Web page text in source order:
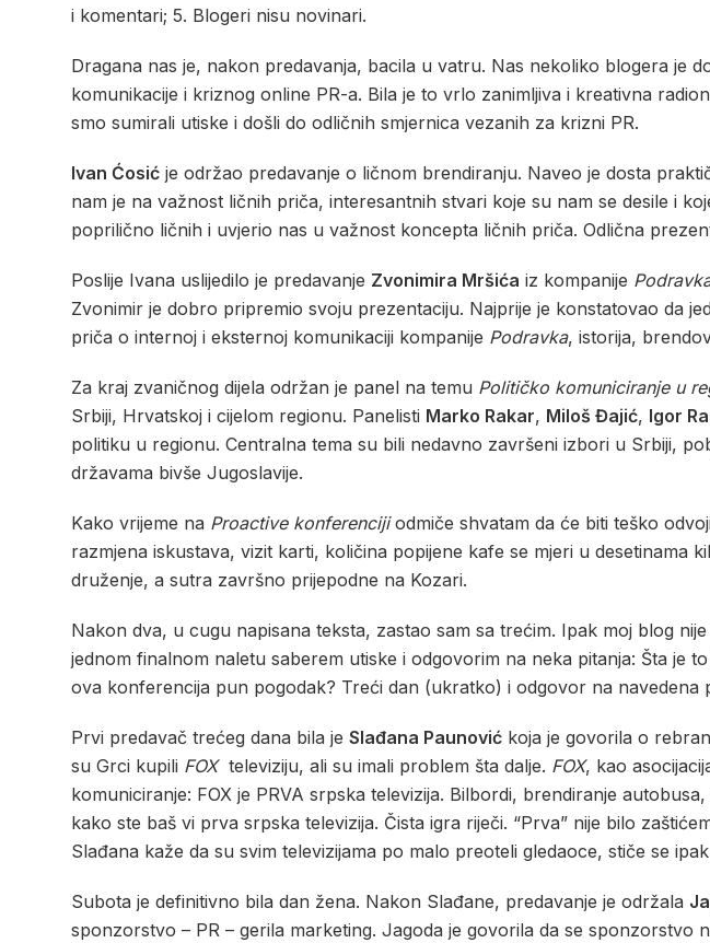
i komentari; 5. Blogeri nisu novinari.
Dragana nas je, nakon predavanja, bacila u vatru. Nas nekoliko blogera je
komunikacije i kriznog online PR-a. Bila je to vrlo zanimljiva i kreativna
smo sumirali utiske i došli do odličnih smjernica vezanih za krizni PR.
Ivan Ćosić je održao predavanje o ličnom brendiranju. Naveo je dosta
nam je na važnost ličnih priča, interesantnih stvari koje su nam se desile i
poprilično ličnih i uvjerio nas u važnost koncepta ličnih priča. Odlična
Poslije Ivana uslijedilo je predavanje Zvonimira Mršića iz kompanije
Zvonimir je dobro pripremio svoju prezentaciju. Najprije je konstatovao da
priča o internoj i eksternoj komunikaciji kompanije Podravka, istorija,
Za kraj zvaničnog dijela održan je panel na temu Političko komuniciranje u
Srbiji, Hrvatskoj i cijelom regionu. Panelisti Marko Rakar, Miloš Đajić, Igor
politiku u regionu. Centralna tema su bili nedavno završeni izbori u Srbiji,
državama bivše Jugoslavije.
Kako vrijeme na Proactive konferencijiodmiče shvatam da će biti teško
razmjena iskustava, vizit karti, količina popijene kafe se mjeri u desetinama
druženje, a sutra završno prijepodne na Kozari.
Nakon dva, u cugu napisana teksta, zastao sam sa trećim. Ipak moj blog
jednom finalnom naletu saberem utiske i odgovorim na neka pitanja: Šta je
ova konferencija pun pogodak? Treći dan (ukratko) i odgovor na navedena
Prvi predavač trećeg dana bila je Slađana Paunović koja je govorila o
su Grci kupili FOXteleviziju, ali su imali problem šta dalje. FOX, kao
komuniciranje: FOX je PRVA srpska televizija. Bilbordi, brendiranje
kako ste baš vi prva srpska televizija. Čista igra riječi. “Prva” nije bilo
Slađana kaže da su svim televizijama po malo preoteli gledaoce, stiče se
Subota je definitivno bila dan žena. Nakon Slađane, predavanje je održala
sponzorstvo – PR – gerila marketing. Jagoda je govorila da se